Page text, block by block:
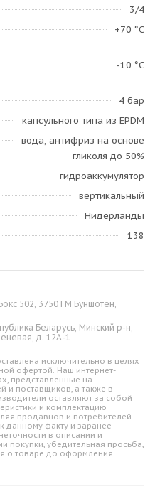
3/4
+70 °C
-10 °C
4 бар
капсульного типа из EPDM
вода, антифриз на основе
гликоля до 50%
гидроаккумулятор
вертикальный
Нидерланды
138
502, 3750 ГМ Буншотен,
Беларусь, Минский р-н,
д. 12А-1
исключительно в целях
офертой. Наш интернет-
представленные на
и поставщиков, а также в
оставляют за собой
и комплектацию
продавцов и потребителей.
данному факту и заранее
в описании и
покупки, убедительная просьба,
о товаре до оформления